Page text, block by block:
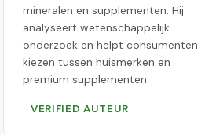
mineralen en supplementen. Hij
analyseert wetenschappelijk
onderzoek en helpt consumenten
kiezen tussen huismerken en
premium supplementen.
VERIFIED AUTEUR